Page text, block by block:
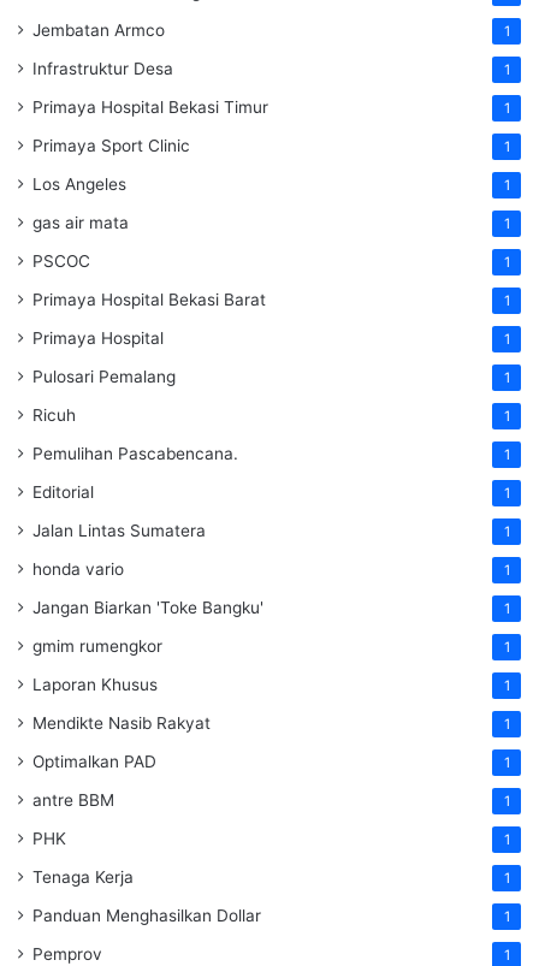
Jembatan Armco 1
Infrastruktur Desa 1
Primaya Hospital Bekasi Timur 1
Primaya Sport Clinic 1
Los Angeles 1
gas air mata 1
PSCOC 1
Primaya Hospital Bekasi Barat 1
Primaya Hospital 1
Pulosari Pemalang 1
Ricuh 1
Pemulihan Pascabencana. 1
Editorial 1
Jalan Lintas Sumatera 1
honda vario 1
Jangan Biarkan 'Toke Bangku' 1
gmim rumengkor 1
Laporan Khusus 1
Mendikte Nasib Rakyat 1
Optimalkan PAD 1
antre BBM 1
PHK 1
Tenaga Kerja 1
Panduan Menghasilkan Dollar 1
Pemprov 1